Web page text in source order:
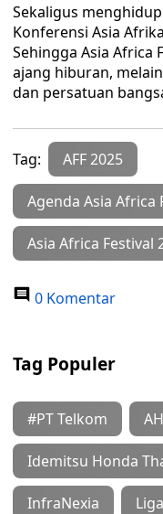
Sekaligus
Konferensi Asia
Sehingga Asia Africa
ajang hiburan,
dan persatuan
Tag: AFF 2025
Agenda Asia Africa
Asia Africa Festival
0 Komentar
Tag Populer
#PT Telkom
Idemitsu Honda
InfraNexia